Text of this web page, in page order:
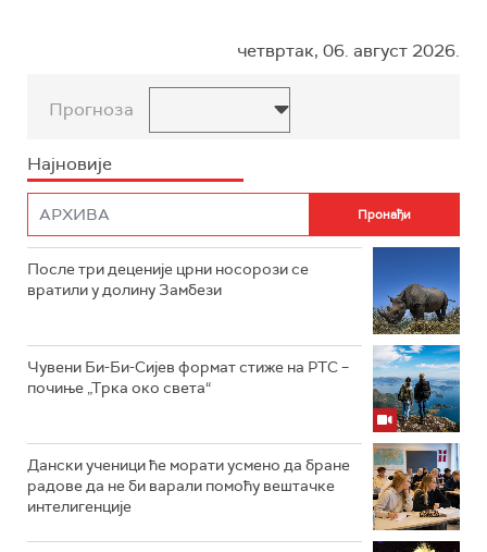
четвртак, 06. август 2026.
Прогноза
Најновије
После три деценије црни носорози се
вратили у долину Замбези
Чувени Би-Би-Сијев формат стиже на РТС –
почиње „Трка око света“
Дански ученици ће морати усмено да бране
радове да не би варали помоћу вештачке
интелигенције